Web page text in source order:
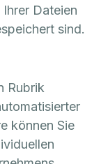
Dateien
sind.
Rubrik
können Sie